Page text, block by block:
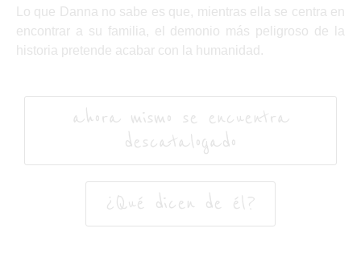
Lo que Danna no sabe es que, mientras ella se centra en
encontrar a su familia, el demonio más peligroso de la
historia pretende acabar con la humanidad.
ahora mismo se encuentra
descatalogado
¿Qué dicen de él?